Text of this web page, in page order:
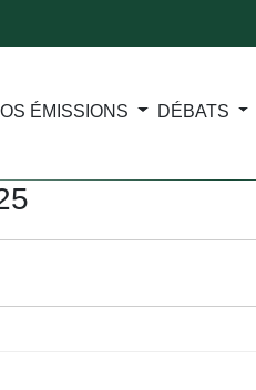
ÉMISSIONS DÉBATS